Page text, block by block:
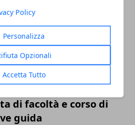
Policy
Personalizza
Opzionali
Accetta Tutto
di facoltà e corso di
guida